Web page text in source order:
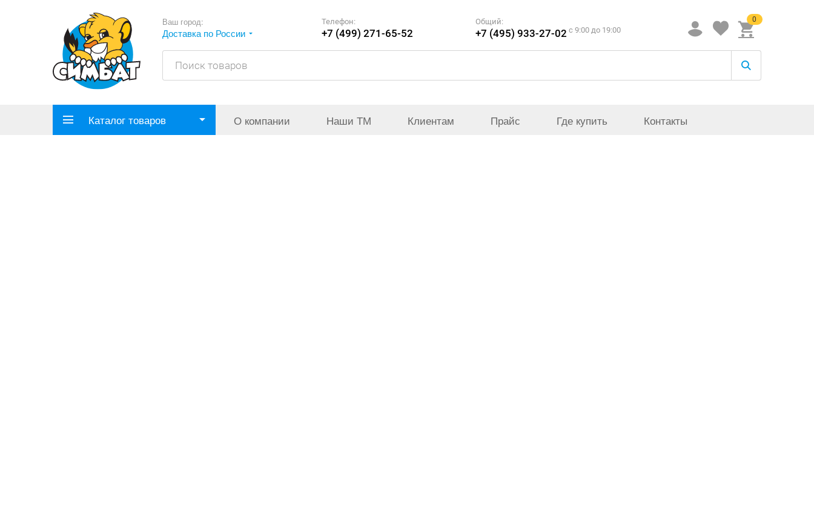
Ваш город:
Доставка по России
Телефон:
+7 (499) 271-65-52
Общий:
+7 (495) 933-27-02 c 9:00 до 19:00
0
Каталог товаров О компании Наши ТМ Клиентам Прайс Где купить Контакты